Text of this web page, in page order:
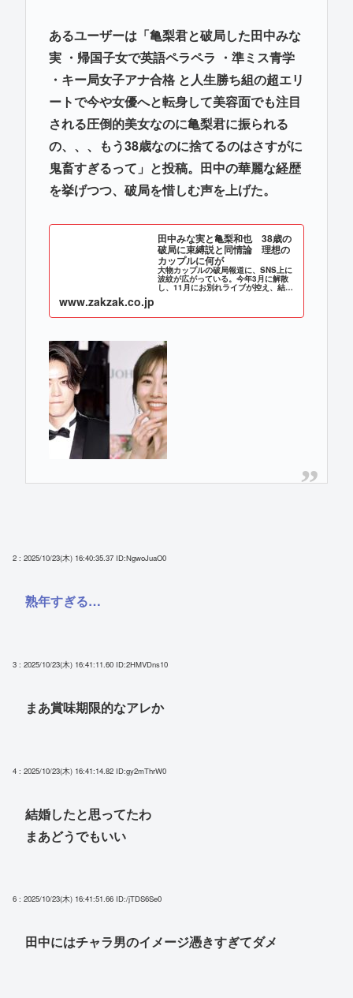
あるユーザーは「亀梨君と破局した田中みな
実 ・帰国子女で英語ペラペラ ・準ミス青学
・キー局女子アナ合格 と人生勝ち組の超エリ
ートで今や女優へと転身して美容面でも注目
される圧倒的美女なのに亀梨君に振られる
の、、、もう38歳なのに捨てるのはさすがに
鬼畜すぎるって」と投稿。田中の華麗な経歴
を挙げつつ、破局を惜しむ声を上げた。
田中みな実と亀梨和也 38歳の
破局に束縛説と同情論 理想の
カップルに何が
大物カップルの破局報道に、SNS上に
波紋が広がっている。今年3月に解散
し、11月にお別れライブが控え、結婚
も秒読みとみられていた元「KAT-
www.zakzak.co.jp
2 : 2025/10/23(木) 16:40:35.37 ID:NgwoJuaO0
熟年すぎる…
3 : 2025/10/23(木) 16:41:11.60 ID:2HMVDns10
まあ賞味期限的なアレか
4 : 2025/10/23(木) 16:41:14.82 ID:gy2mThrW0
結婚したと思ってたわ
まあどうでもいい
6 : 2025/10/23(木) 16:41:51.66 ID:/jTDS6Se0
田中にはチャラ男のイメージ憑きすぎてダメ